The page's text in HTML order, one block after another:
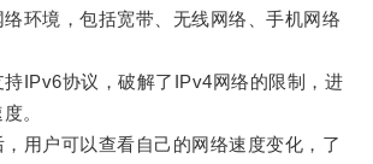
境，包括宽带、无线网络、手机网络
协议，破解了IPv4网络的限制，进
。
户可以查看自己的网络速度变化，了